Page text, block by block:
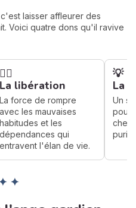
laisser affleurer des
Voici quatre dons qu'il ravive
⛓️‍💥
La libération
La force de rompre
avec les mauvaises
habitudes et les
dépendances qui
entravent l'élan de vie.
💡
La
Un
pour
✦